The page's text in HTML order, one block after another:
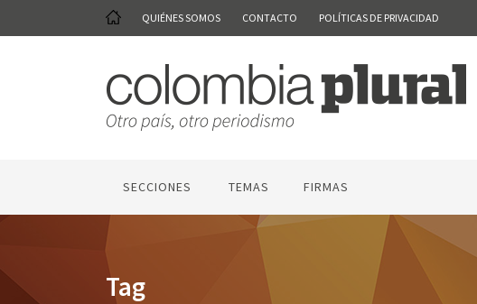
QUIÉNES SOMOS CONTACTO POLÍTICAS DE PRIVACIDAD
SECCIONES TEMAS FIRMAS
Tag